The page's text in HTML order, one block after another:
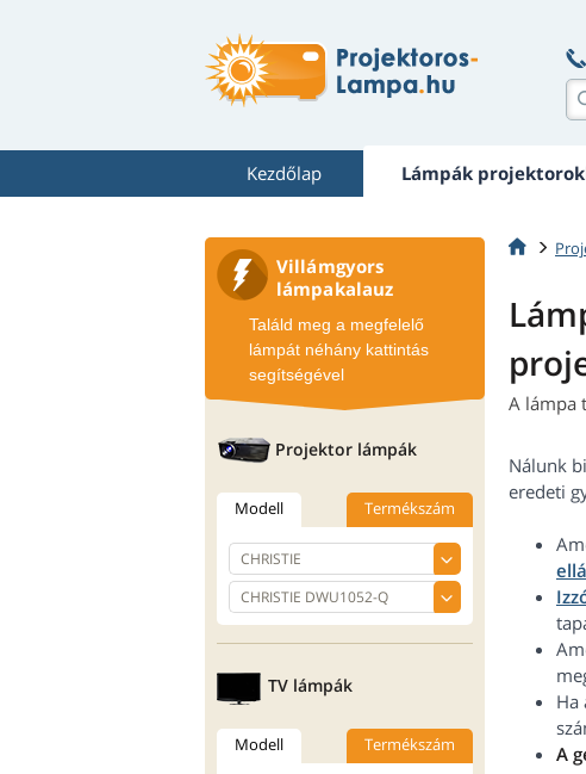
Kezdőlap Lámpák
A lámpa
Nálunk
eredeti
Ha
A
Villámgyors
lámpakalauz
Találd meg a megfelelő
lámpát néhány kattintás
segítségével
Projektor lámpák
Modell Termékszám
TV lámpák
Modell Termékszám